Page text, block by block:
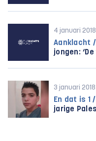
4 januari 2018
Aanklacht /
jongen:
3 januari 2018
En dat is 1 /
jarige